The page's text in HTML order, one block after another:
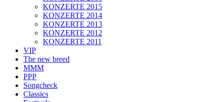
KONZERTE 2015
KONZERTE 2014
KONZERTE 2013
KONZERTE 2012
KONZERTE 2011
VIP
The new breed
MMM
PPP
Songcheck
Classics